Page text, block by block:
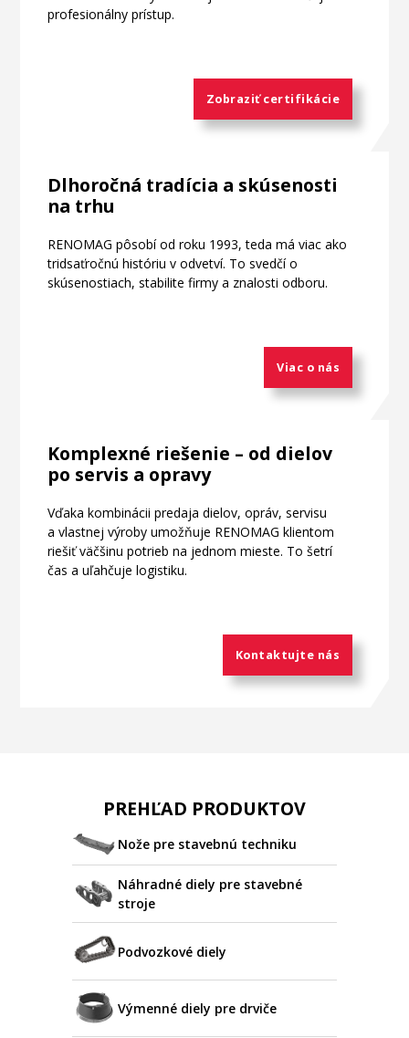
profesionálny prístup.
Zobraziť certifikácie
Dlhoročná tradícia a skúsenosti
na trhu
RENOMAG pôsobí od roku 1993, teda má viac ako
tridsaťročnú históriu v odvetví. To svedčí o
skúsenostiach, stabilite firmy a znalosti odboru.
Viac o nás
Komplexné riešenie – od dielov
po servis a opravy
Vďaka kombinácii predaja dielov, opráv, servisu
a vlastnej výroby umožňuje RENOMAG klientom
riešiť väčšinu potrieb na jednom mieste. To šetrí
čas a uľahčuje logistiku.
Kontaktujte nás
PREHĽAD PRODUKTOV
Nože pre stavebnú techniku
Náhradné diely pre stavebné
stroje
Podvozkové diely
Výmenné diely pre drviče